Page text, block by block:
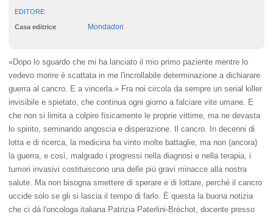
EDITORE
Casa editrice Mondadori
«Dopo lo sguardo che mi ha lanciato il mio primo paziente mentre lo
vedevo morire è scattata in me l'incrollabile determinazione a dichiarare
guerra al cancro. E a vincerla.» Fra noi circola da sempre un serial killer
invisibile e spietato, che continua ogni giorno a falciare vite umane. E
che non si limita a colpire fisicamente le proprie vittime, ma ne devasta
lo spirito, seminando angoscia e disperazione. Il cancro. In decenni di
lotta e di ricerca, la medicina ha vinto molte battaglie, ma non (ancora)
la guerra, e così, malgrado i progressi nella diagnosi e nella terapia, i
tumori invasivi costituiscono una delle più gravi minacce alla nostra
salute. Ma non bisogna smettere di sperare e di lottare, perché il cancro
uccide solo se gli si lascia il tempo di farlo. È questa la buona notizia
che ci dà l'oncologa italiana Patrizia Paterlini-Bréchot, docente presso